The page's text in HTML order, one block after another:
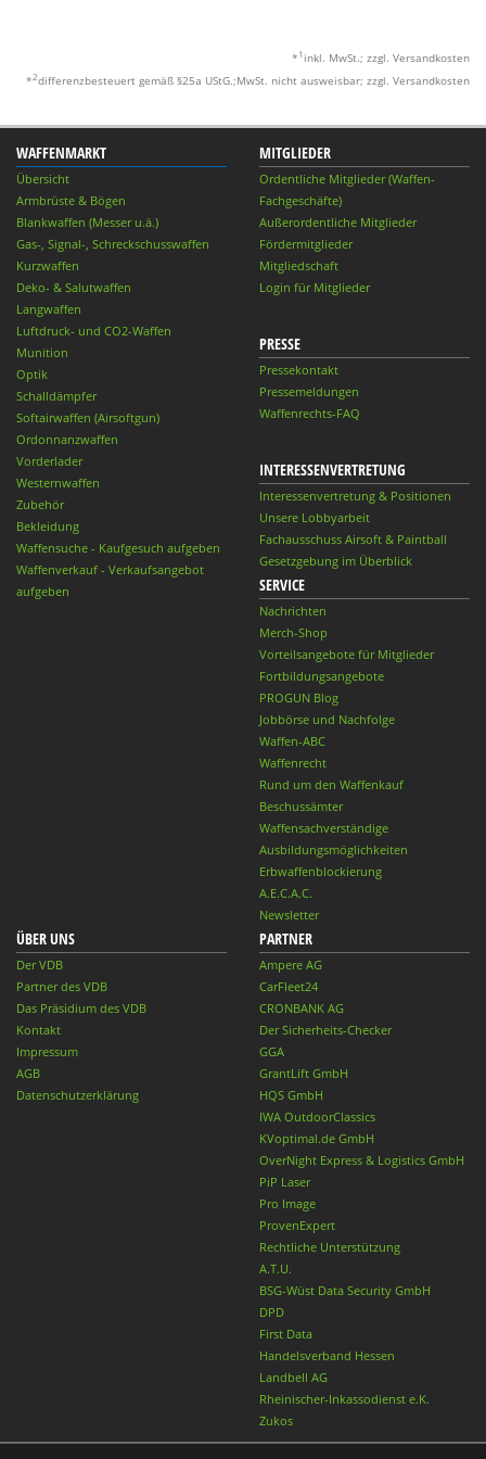
* 1 inkl. MwSt.; zzgl. Versandkosten
*2differenzbesteuert gemäß §25a UStG.;MwSt. nicht ausweisbar; zzgl. Versandkosten
WAFFENMARKT
Übersicht
Armbrüste & Bögen
Blankwaffen (Messer u.ä.)
Gas-, Signal-, Schreckschusswaffen
Kurzwaffen
Deko- & Salutwaffen
Langwaffen
Luftdruck- und CO2-Waffen
Munition
Optik
Schalldämpfer
Softairwaffen (Airsoftgun)
Ordonnanzwaffen
Vorderlader
Westernwaffen
Zubehör
Bekleidung
Waffensuche - Kaufgesuch aufgeben
Waffenverkauf - Verkaufsangebot
aufgeben
MITGLIEDER
Ordentliche Mitglieder (Waffen-
Fachgeschäfte)
Außerordentliche Mitglieder
Fördermitglieder
Mitgliedschaft
Login für Mitglieder
PRESSE
Pressekontakt
Pressemeldungen
Waffenrechts-FAQ
INTERESSENVERTRETUNG
Interessenvertretung & Positionen
Unsere Lobbyarbeit
Fachausschuss Airsoft & Paintball
Gesetzgebung im Überblick
SERVICE
Nachrichten
Merch-Shop
Vorteilsangebote für Mitglieder
Fortbildungsangebote
PROGUN Blog
Jobbörse und Nachfolge
Waffen-ABC
Waffenrecht
Rund um den Waffenkauf
Beschussämter
Waffensachverständige
Ausbildungsmöglichkeiten
Erbwaffenblockierung
A.E.C.A.C.
Newsletter
ÜBER UNS
Der VDB
Partner des VDB
Das Präsidium des VDB
Kontakt
Impressum
AGB
Datenschutzerklärung
PARTNER
Ampere AG
CarFleet24
CRONBANK AG
Der Sicherheits-Checker
GGA
GrantLift GmbH
HQS GmbH
IWA OutdoorClassics
KVoptimal.de GmbH
OverNight Express & Logistics GmbH
PiP Laser
Pro Image
ProvenExpert
Rechtliche Unterstützung
A.T.U.
BSG-Wüst Data Security GmbH
DPD
First Data
Handelsverband Hessen
Landbell AG
Rheinischer-Inkassodienst e.K.
Zukos